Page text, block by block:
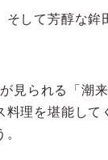
して芳醇な
見られる「潮
理を堪能し